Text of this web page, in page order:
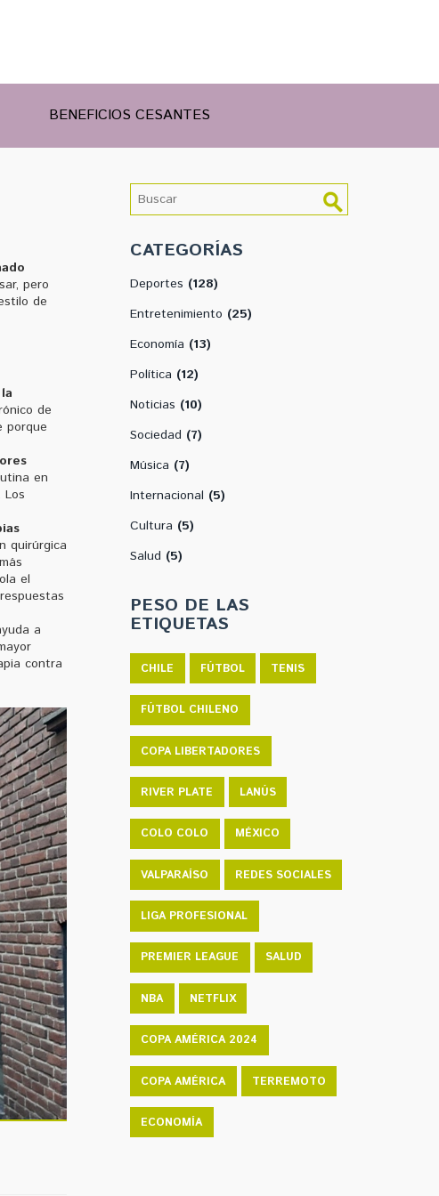
BENEFICIOS CESANTES
pero
de
de
porque
en
quirúrgica
el
a
contra
CATEGORÍAS
Deportes (128)
Entretenimiento (25)
Economía (13)
Política (12)
Noticias (10)
Sociedad (7)
Música (7)
Internacional (5)
Cultura (5)
Salud (5)
PESO DE LAS
ETIQUETAS
CHILE FÚTBOL TENIS
FÚTBOL CHILENO
COPA LIBERTADORES
RIVER PLATE LANÚS
COLO COLO MÉXICO
VALPARAÍSO REDES SOCIALES
LIGA PROFESIONAL
PREMIER LEAGUE SALUD
NBA NETFLIX
COPA AMÉRICA 2024
COPA AMÉRICA TERREMOTO
ECONOMÍA